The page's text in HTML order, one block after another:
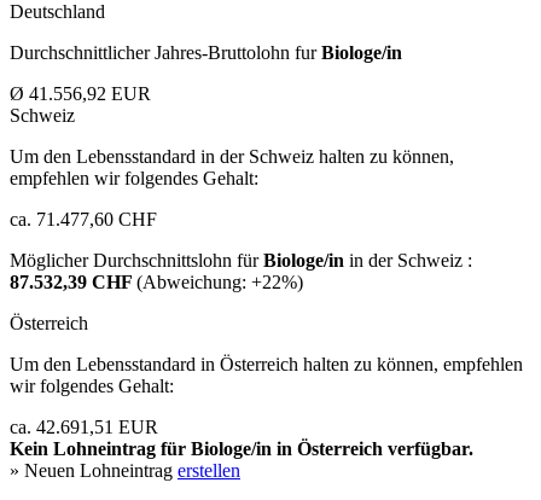
Deutschland
Durchschnittlicher Jahres-Bruttolohn furBiologe/in
Ø 41.556,92 EUR
Schweiz
Um den Lebensstandard in der Schweiz halten zu können,
empfehlen wir folgendes Gehalt:
ca. 71.477,60 CHF
Möglicher Durchschnittslohn fürBiologe/in in der Schweiz :
87.532,39 CHF (Abweichung: +22%)
Österreich
Um den Lebensstandard in Österreich halten zu können, empfehlen
wir folgendes Gehalt:
ca. 42.691,51 EUR
Kein Lohneintrag für Biologe/in in Österreich verfügbar.
» Neuen Lohneintrag erstellen